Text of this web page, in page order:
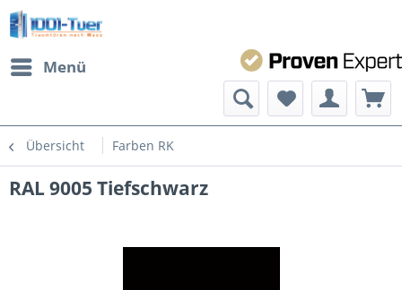
Menü
Übersicht Farben RK
RAL 9005 Tiefschwarz